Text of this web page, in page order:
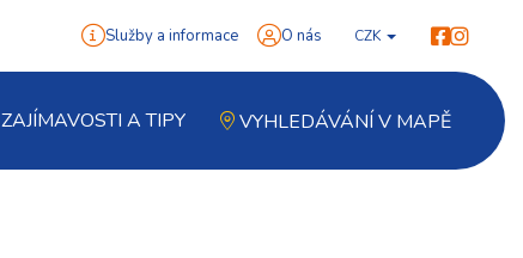
Služby a informace O nás CZK
ZAJÍMAVOSTI A TIPY VYHLEDÁVÁNÍ V MAPĚ